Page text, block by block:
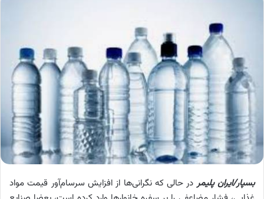
بسپار/ایران پلیمر در حالی که نگرانی‌ها از افزایش سرسام‌آور قیمت مواد